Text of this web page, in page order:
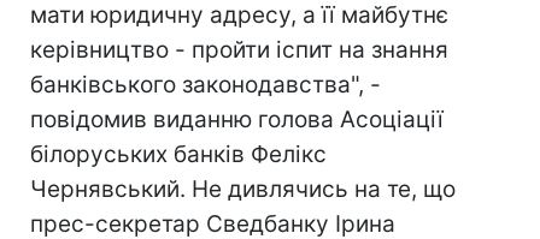
мати юридичну адресу, а її майбутнє
керівництво - пройти іспит на знання
банківського законодавства", -
повідомив виданню голова Асоціації
білоруських банків Фелікс
Чернявський. Не дивлячись на те, що
прес-секретар Сведбанку Ірина